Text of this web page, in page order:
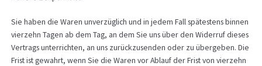
Sie haben die Waren unverzüglich und in jedem Fall spätestens binnen
vierzehn Tagen ab dem Tag, an dem Sie uns über den Widerruf dieses
Vertrags unterrichten, an uns zurückzusenden oder zu übergeben. Die
Frist ist gewahrt, wenn Sie die Waren vor Ablauf der Frist von vierzehn